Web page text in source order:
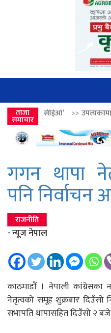
ताजा
समाचार
>>उपत्यकामा श्रृंखलाबद्ध सिक्री
गगन थापा
पनि निर्वाचन
राजनीति
- न्यूज नेपाल
काठमाडौं । नेपाली कांग्रेसका
नेतृत्वको समूह शुक्रबार
सभापति थापासहित दिउँसो २